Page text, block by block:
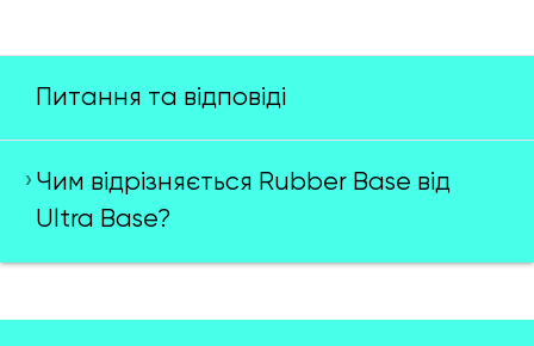
Питання та відповіді
Чим відрізняється Rubber Base від
Ultra Base?